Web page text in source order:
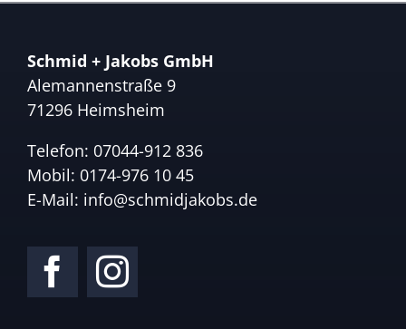
Schmid + Jakobs GmbH
Alemannenstraße 9
71296 Heimsheim
Telefon: 07044-912 836
Mobil: 0174-976 10 45
E-Mail: info@schmidjakobs.de